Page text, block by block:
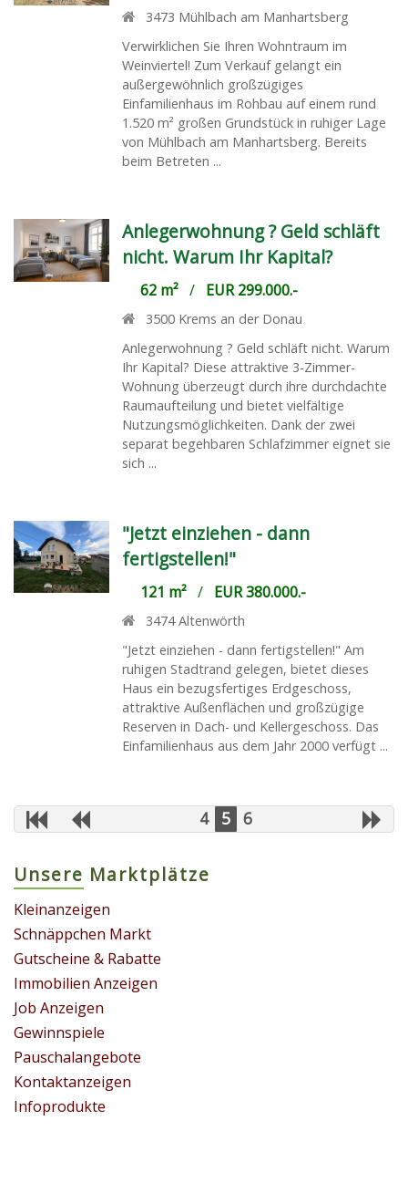
3473 Mühlbach am Manhartsberg
Verwirklichen Sie Ihren Wohntraum im
Weinviertel! Zum Verkauf gelangt ein
außergewöhnlich großzügiges
Einfamilienhaus im Rohbau auf einem rund
1.520 m² großen Grundstück in ruhiger Lage
von Mühlbach am Manhartsberg. Bereits
beim Betreten ...
Anlegerwohnung ? Geld schläft
nicht. Warum Ihr Kapital?
62 m²/ EUR 299.000.-
3500 Krems an der Donau
Anlegerwohnung ? Geld schläft nicht. Warum
Ihr Kapital? Diese attraktive 3-Zimmer-
Wohnung überzeugt durch ihre durchdachte
Raumaufteilung und bietet vielfältige
Nutzungsmöglichkeiten. Dank der zwei
separat begehbaren Schlafzimmer eignet sie
sich ...
"Jetzt einziehen - dann
fertigstellen!"
121 m²/ EUR 380.000.-
3474 Altenwörth
"Jetzt einziehen - dann fertigstellen!" Am
ruhigen Stadtrand gelegen, bietet dieses
Haus ein bezugsfertiges Erdgeschoss,
attraktive Außenflächen und großzügige
Reserven in Dach- und Kellergeschoss. Das
Einfamilienhaus aus dem Jahr 2000 verfügt ...
4 5 6
Unsere Marktplätze
Kleinanzeigen
Schnäppchen Markt
Gutscheine & Rabatte
Immobilien Anzeigen
Job Anzeigen
Gewinnspiele
Pauschalangebote
Kontaktanzeigen
Infoprodukte